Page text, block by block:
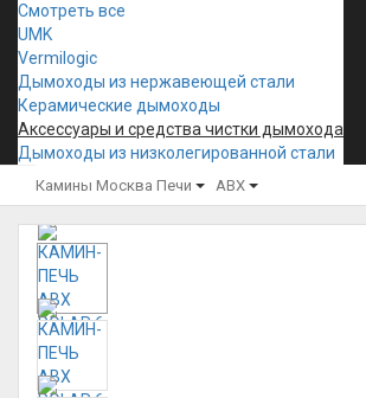
Смотреть все
UMK
Vermilogic
Дымоходы из нержавеющей стали
Керамические дымоходы
Аксессуары и средства чистки дымохода
Дымоходы из низколегированной стали
Камины Москва Печи ABX